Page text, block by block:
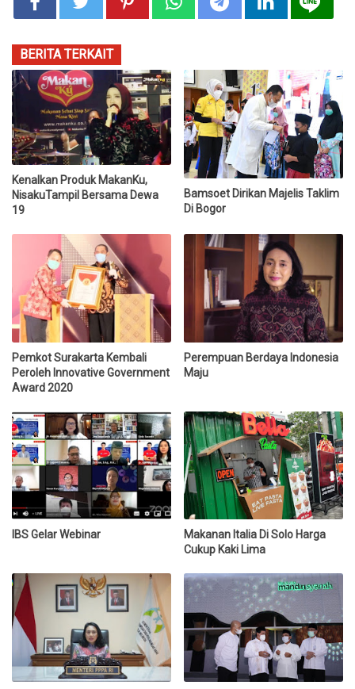
BERITA TERKAIT
Kenalkan Produk MakanKu,
NisakuTampil Bersama Dewa
19
Bamsoet Dirikan Majelis Taklim
Di Bogor
Pemkot Surakarta Kembali
Peroleh Innovative Government
Award 2020
Perempuan Berdaya Indonesia
Maju
IBS Gelar Webinar
Makanan Italia Di Solo Harga
Cukup Kaki Lima